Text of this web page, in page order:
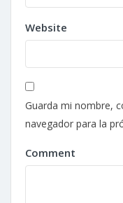
Website
Guarda mi nombre,
navegador para la
Comment